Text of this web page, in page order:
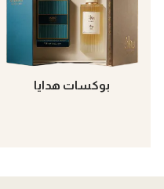
بوكسات هدايا